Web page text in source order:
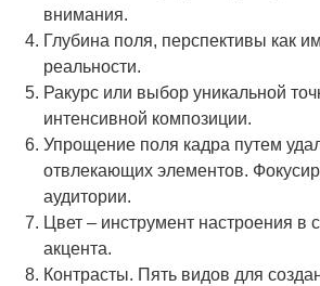
внимания.
Глубина поля, перспективы как
реальности.
Ракурс или выбор уникальной
интенсивной композиции.
Упрощение поля кадра путем
отвлекающих элементов.
аудитории.
Цвет – инструмент настроения в
акцента.
Контрасты. Пять видов для